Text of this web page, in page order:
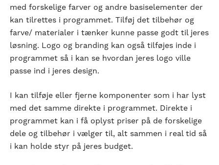
med forskelige farver og andre basiselementer der
kan tilrettes i programmet. Tilføj det tilbehør og
farve/ materialer i tænker kunne passe godt til jeres
løsning. Logo og branding kan også tilføjes inde i
programmet så i kan se hvordan jeres logo ville
passe ind i jeres design.
I kan tilføje eller fjerne komponenter som i har lyst
med det samme direkte i programmet. Direkte i
programmet kan i få oplyst priser på de forskelige
dele og tilbehør i vælger til, alt sammen i real tid så
i kan holde styr på jeres budget.